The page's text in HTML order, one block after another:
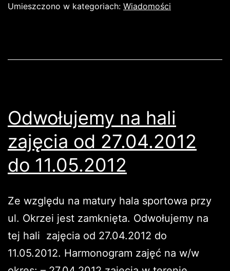
Umieszczono w kategoriach: Wiadomości
Odwołujemy na hali
zajęcia od 27.04.2012
do 11.05.2012
Ze względu na matury hala sportowa przy
ul. Okrzei jest zamknięta. Odwołujemy na
tej hali zajęcia od 27.04.2012 do
11.05.2012. Harmonogram zajęć na w/w